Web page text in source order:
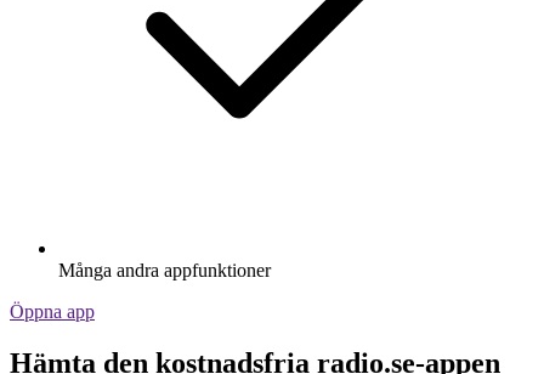
Många andra appfunktioner
Öppna app
Hämta den kostnadsfria radio.se-appen